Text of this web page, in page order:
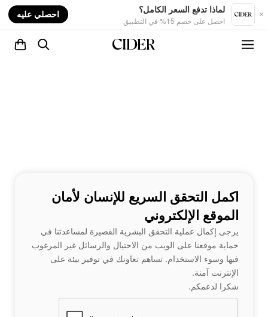
لماذا تدفع السعر الكامل؟
احصل على خصم 15% في التطبيق
احصلي عليه
اكمل التحقق السريع للإنسان لأمان
الموقع الإلكتروني
يرجى إكمال عملية التحقق البشرية القصيرة لمساعدتنا في
حماية موقعنا على الويب من الاحتيال والرسائل غير المرغوب
فيها وسوء الاستخدام. تساهم تعاونك في توفير بيئة على
الإنترنت آمنة.
شكرا لدعمكم.